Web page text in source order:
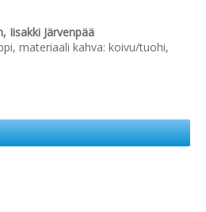
Iisakki Järvenpää
materiaali kahva: koivu/tuohi,